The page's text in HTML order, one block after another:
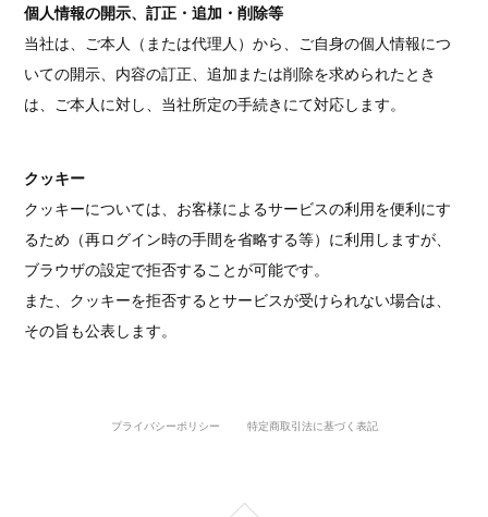
個人情報の開示、訂正・追加・削除等
当社は、ご本人（または代理人）から、ご自身の個人情報につ
いての開示、内容の訂正、追加または削除を求められたとき
は、ご本人に対し、当社所定の手続きにて対応します。
クッキー
クッキーについては、お客様によるサービスの利用を便利にす
るため（再ログイン時の手間を省略する等）に利用しますが、
ブラウザの設定で拒否することが可能です。
また、クッキーを拒否するとサービスが受けられない場合は、
その旨も公表します。
プライバシーポリシー 特定商取引法に基づく表記